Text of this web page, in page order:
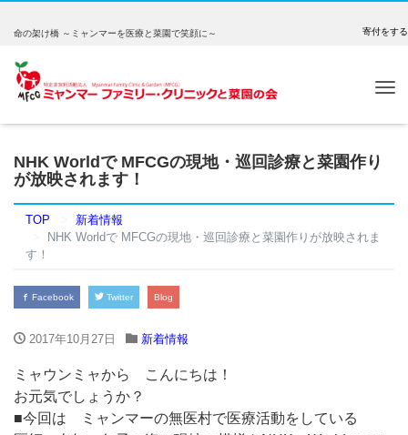
寄付をする
命の架け橋 ～ミャンマーを医療と菜園で笑顔に～
NHK Worldで MFCGの現地・巡回診療と菜園作り
が放映されます！
TOP
新着情報
NHK Worldで MFCGの現地・巡回診療と菜園作りが放映されま
す！
Facebook Twitter Blog
2017年10月27日 新着情報
ミャウンミャから こんにちは！
お元気でしょうか？
■今回は ミャンマーの無医村で医療活動をしている